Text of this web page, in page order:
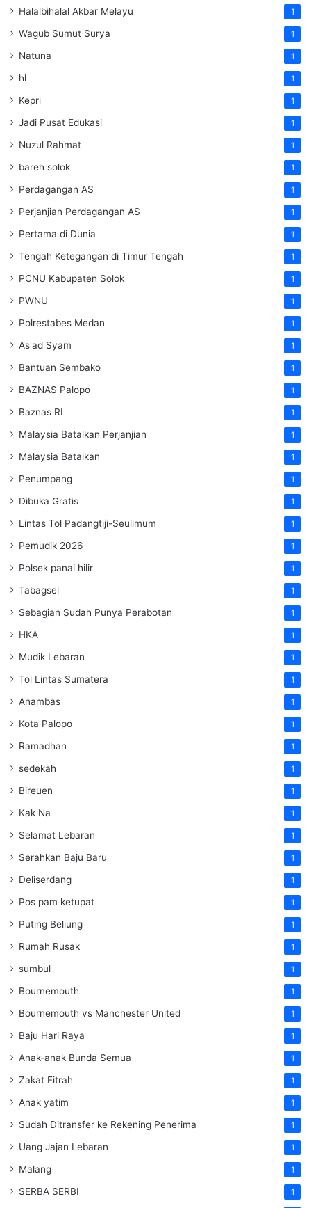
Halalbihalal Akbar Melayu 1
Wagub Sumut Surya 1
Natuna 1
hl 1
Kepri 1
Jadi Pusat Edukasi 1
Nuzul Rahmat 1
bareh solok 1
Perdagangan AS 1
Perjanjian Perdagangan AS 1
Pertama di Dunia 1
Tengah Ketegangan di Timur Tengah 1
PCNU Kabupaten Solok 1
PWNU 1
Polrestabes Medan 1
As'ad Syam 1
Bantuan Sembako 1
BAZNAS Palopo 1
Baznas RI 1
Malaysia Batalkan Perjanjian 1
Malaysia Batalkan 1
Penumpang 1
Dibuka Gratis 1
Lintas Tol Padangtiji-Seulimum 1
Pemudik 2026 1
Polsek panai hilir 1
Tabagsel 1
Sebagian Sudah Punya Perabotan 1
HKA 1
Mudik Lebaran 1
Tol Lintas Sumatera 1
Anambas 1
Kota Palopo 1
Ramadhan 1
sedekah 1
Bireuen 1
Kak Na 1
Selamat Lebaran 1
Serahkan Baju Baru 1
Deliserdang 1
Pos pam ketupat 1
Puting Beliung 1
Rumah Rusak 1
sumbul 1
Bournemouth 1
Bournemouth vs Manchester United 1
Baju Hari Raya 1
Anak-anak Bunda Semua 1
Zakat Fitrah 1
Anak yatim 1
Sudah Ditransfer ke Rekening Penerima 1
Uang Jajan Lebaran 1
Malang 1
SERBA SERBI 1